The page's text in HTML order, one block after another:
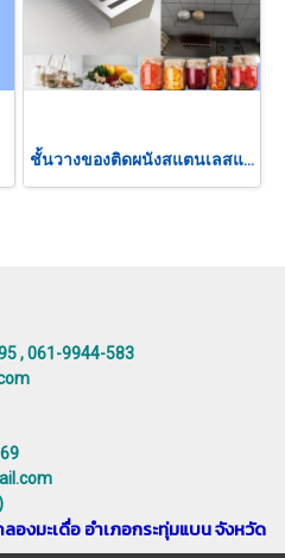
ชั้นวางของติดผนังสแตนเลสแบบซี่
, 061-9944-583
องมะเดื่อ อำเภอกระทุ่มแบน จังหวัด